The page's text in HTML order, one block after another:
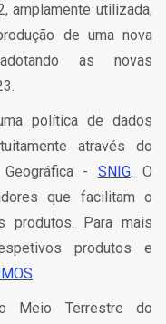
amplamente utilizada,
de uma nova
as novas
política de dados
através do
- SNIG. O
que facilitam o
Para mais
produtos e
.
Meio Terrestre do